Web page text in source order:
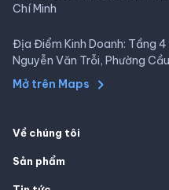
Chí Minh
Địa Điểm Kinh Doanh: Tầng
Nguyễn Văn Trỗi, Phường
Mở trên Maps
Về chúng tôi
Sản phẩm